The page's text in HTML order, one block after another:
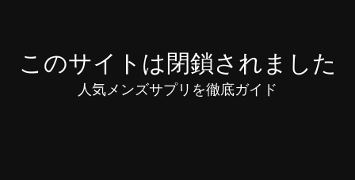
このサイトは閉鎖されました
人気メンズサプリを徹底ガイド